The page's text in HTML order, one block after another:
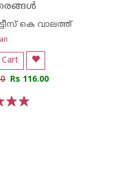
കെ വാലത്ത്
Rs 116.00